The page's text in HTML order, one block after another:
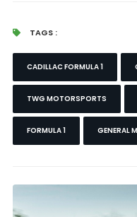
TAGS :
CADILLAC FORMULA 1
TWG MOTORSPORTS
FORMULA 1 GENERAL